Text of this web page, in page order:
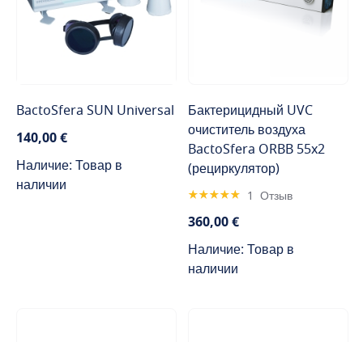
BactoSfera SUN Universal
140,00 €
Наличие: Товар в
наличии
Бактерицидный UVC
очиститель воздуха
BactoSfera ORBB 55x2
(рециркулятор)
Rating:
1 Отзыв
360,00 €
Наличие: Товар в
наличии